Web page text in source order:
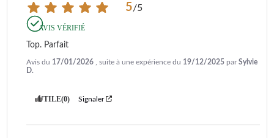
5/5
AVIS VÉRIFIÉ
Top. Parfait
Avis du 17/01/2026 , suite à une expérience du 19/12/2025 parSylvie
D.
UTILE(0) Signaler